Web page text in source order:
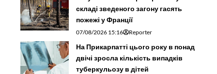
складі зведеного загону гасять
пожежі у Франції
07/08/2026 15:16 Reporter
На Прикарпатті цього року в понад
двічі зросла кількість випадків
туберкульозу в дітей